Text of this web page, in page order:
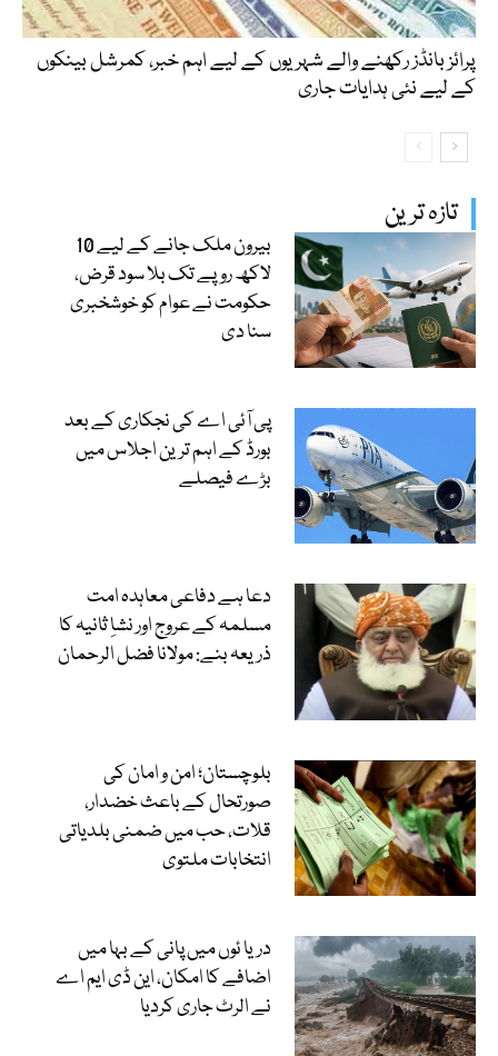
تازہ ترین
بیرون ملک جانے کے لیے 10
لاکھ روپے تک بلا سود قرض،
حکومت نے عوام کو خوشخبری
سنا دی
پی آئی اے کی نجکاری کے بعد
بورڈ کے اہم ترین اجلاس میں
بڑے فیصلے
دعا ہے دفاعی معاہدہ امت
مسلمہ کے عروج اور نشاِ ثانیہ کا
ذریعہ بنے: مولانا فضل الرحمان
بلوچستان؛ امن و امان کی
صورتحال کے باعث خضدار،
قلات، حب میں ضمنی بلدیاتی
انتخابات ملتوی
دریا ئوں میں پانی کے بہا میں
اضافے کا امکان، این ڈی ایم اے
نے الرٹ جاری کردیا
پرائز بانڈز رکھنے والے شہریوں کے لیے اہم خبر، کمرشل بینکوں
کے لیے نئی ہدایات جاری